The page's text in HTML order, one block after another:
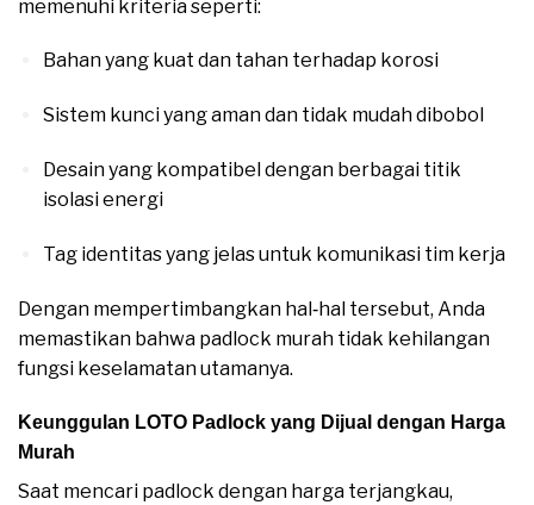
memenuhi kriteria seperti:
Bahan yang kuat dan tahan terhadap korosi
Sistem kunci yang aman dan tidak mudah dibobol
Desain yang kompatibel dengan berbagai titik
isolasi energi
Tag identitas yang jelas untuk komunikasi tim kerja
Dengan mempertimbangkan hal‑hal tersebut, Anda
memastikan bahwa padlock murah tidak kehilangan
fungsi keselamatan utamanya.
Keunggulan LOTO Padlock yang Dijual dengan Harga
Murah
Saat mencari padlock dengan harga terjangkau,